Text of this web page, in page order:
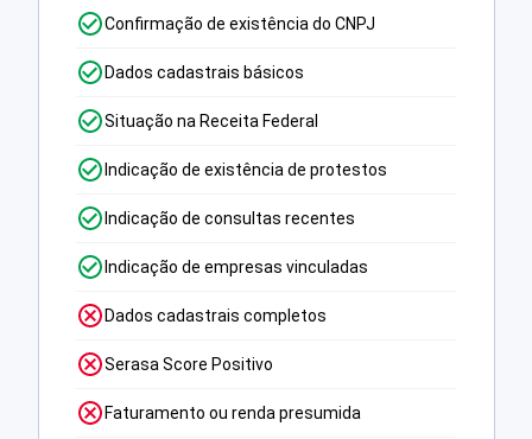
Confirmação de existência do CNPJ
Dados cadastrais básicos
Situação na Receita Federal
Indicação de existência de protestos
Indicação de consultas recentes
Indicação de empresas vinculadas
Dados cadastrais completos
Serasa Score Positivo
Faturamento ou renda presumida